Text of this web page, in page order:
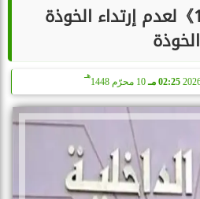
ضبط عدد{93 10》لعدم إرتداء الخوذة
الخوذة
02:25 مـ 10 محرّم 1448
هـ